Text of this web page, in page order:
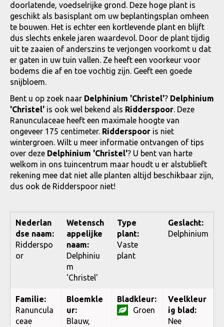
doorlatende, voedselrijke grond. Deze hoge plant is
geschikt als basisplant om uw beplantingsplan omheen
te bouwen. Het is echter een kortlevende plant en blijft
dus slechts enkele jaren waardevol. Door de plant tijdig
uit te zaaien of anderszins te verjongen voorkomt u dat
er gaten in uw tuin vallen. Ze heeft een voorkeur voor
bodems die af en toe vochtig zijn. Geeft een goede
snijbloem.
Bent u op zoek naar Delphinium 'Christel'? Delphinium
'Christel' is ook wel bekend als Ridderspoor. Deze
Ranunculaceae heeft een maximale hoogte van
ongeveer 175 centimeter. Ridderspoor is niet
wintergroen. Wilt u meer informatie ontvangen of tips
over deze Delphinium 'Christel'? U bent van harte
welkom in ons tuincentrum maar houdt u er alstublieft
rekening mee dat niet alle planten altijd beschikbaar zijn,
dus ook de Ridderspoor niet!
Nederlan
dse naam:
Ridderspo
or
Wetensch
appelijke
naam:
Delphiniu
m
'Christel'
Type
plant:
Vaste
plant
Geslacht:
Delphinium
Familie:
Ranuncula
ceae
Bloemkle
ur:
Blauw,
Bladkleur:
Groen
Veelkleur
ig blad:
Nee